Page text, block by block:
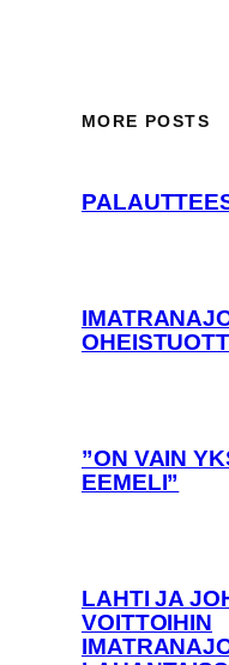
MORE POSTS
”ON VAIN
EEMELI”
LAHTI JA
VOITTOIHIN